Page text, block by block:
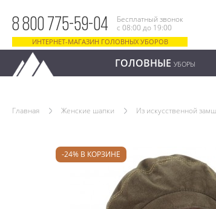
8 800 775-59-04
Бесплатный звонок
с 08:00 до 19:00
ИНТЕРНЕТ-МАГАЗИН ГОЛОВНЫХ УБОРОВ
ГОЛОВНЫЕ УБОРЫ
Главная Женские шапки Из искусственной
-24% В КОРЗИНЕ